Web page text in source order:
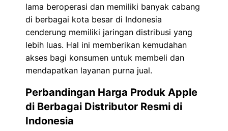
lama beroperasi dan memiliki banyak cabang
di berbagai kota besar di Indonesia
cenderung memiliki jaringan distribusi yang
lebih luas. Hal ini memberikan kemudahan
akses bagi konsumen untuk membeli dan
mendapatkan layanan purna jual.
Perbandingan Harga Produk Apple
di Berbagai Distributor Resmi di
Indonesia